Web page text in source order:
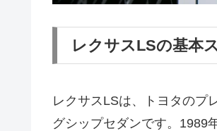
レクサスLSの基本
レクサスLSは、トヨタのプ
グシップセダンです。1989